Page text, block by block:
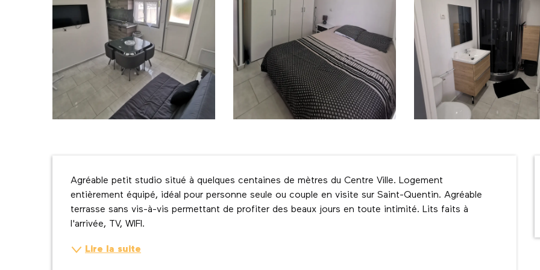
Description
Agréable petit studio situé à quelques centaines de mètres du Centre Ville. Logement
entièrement équipé, idéal pour personne seule ou couple en visite sur Saint-Quentin. Agréable
terrasse sans vis-à-vis permettant de profiter des beaux jours en toute intimité. Lits faits à
l'arrivée, TV, WIFI.
Lire la suite